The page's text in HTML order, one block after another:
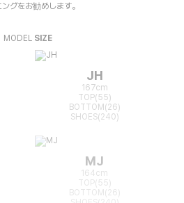
グをお勧めします。
MODEL SIZE
JH
167cm
TOP(55)
BOTTOM(26)
SHOES(240)
MJ
164cm
TOP(55)
BOTTOM(26)